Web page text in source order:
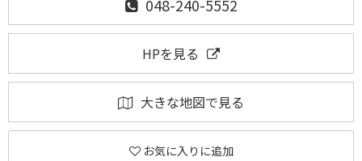
048-240-5552
HPを見る
大きな地図で見る
お気に入りに追加